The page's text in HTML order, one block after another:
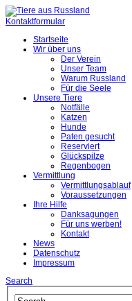
Kontaktformular
Startseite
Wir über uns
Der Verein
Unser Team
Warum Russland
Für die Seele
Unsere Tiere
Notfälle
Katzen
Hunde
Paten gesucht
Reserviert
Glückspilze
Regenbogen
Vermittlung
Vermittlungsablauf
Voraussetzungen
Ihre Hilfe
Danksagungen
Für uns werben!
Kontakt
News
Datenschutz
Impressum
Search